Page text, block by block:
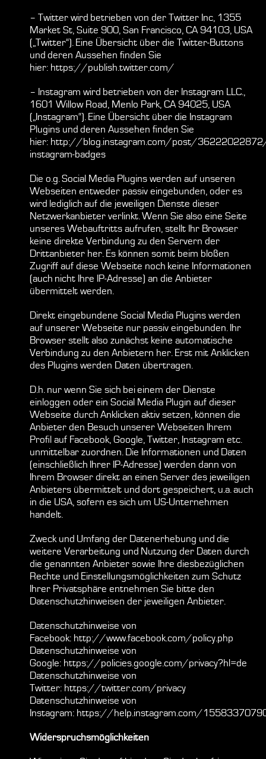
– Twitter wird betrieben von der Twitter Inc, 1355
Market St, Suite 900, San Francisco, CA 94103, USA
(„Twitter“). Eine Übersicht über die Twitter-Buttons
und deren Aussehen finden Sie
hier: https://publish.twitter.com/
– Instagram wird betrieben von der Instagram LLC.,
1601 Willow Road, Menlo Park, CA 94025, USA
(„Instagram“). Eine Übersicht über die Instagram
Plugins und deren Aussehen finden Sie
hier: http://blog.instagram.com/post/
instagram-badges
Die o.g. Social Media Plugins werden auf unseren
Webseiten entweder passiv eingebunden, oder es
wird lediglich auf die jeweiligen Dienste dieser
Netzwerkanbieter verlinkt. Wenn Sie also eine Seite
unseres Webauftritts aufrufen, stellt Ihr Browser
keine direkte Verbindung zu den Servern der
Drittanbieter her. Es können somit beim bloßen
Zugriff auf diese Webseite noch keine Informationen
(auch nicht Ihre IP-Adresse) an die Anbieter
übermittelt werden.
Direkt eingebundene Social Media Plugins werden
auf unserer Webseite nur passiv eingebunden. Ihr
Browser stellt also zunächst keine automatische
Verbindung zu den Anbietern her. Erst mit Anklicken
des Plugins werden Daten übertragen.
D.h. nur wenn Sie sich bei einem der Dienste
einloggen oder ein Social Media Plugin auf dieser
Webseite durch Anklicken aktiv setzen, können die
Anbieter den Besuch unserer Webseiten Ihrem
Profil auf Facebook, Google, Twitter, Instagram etc.
unmittelbar zuordnen. Die Informationen und Daten
(einschließlich Ihrer IP-Adresse) werden dann von
Ihrem Browser direkt an einen Server des jeweiligen
Anbieters übermittelt und dort gespeichert, u.a. auch
in die USA, sofern es sich um US-Unternehmen
handelt.
Zweck und Umfang der Datenerhebung und die
weitere Verarbeitung und Nutzung der Daten durch
die genannten Anbieter sowie Ihre diesbezüglichen
Rechte und Einstellungsmöglichkeiten zum Schutz
Ihrer Privatsphäre entnehmen Sie bitte den
Datenschutzhinweisen der jeweiligen Anbieter.
Datenschutzhinweise von
Facebook: http://www.facebook.com/policy.php
Datenschutzhinweise von
Google: https://policies.google.com/privacy?hl=de
Datenschutzhinweise von
Twitter: https://twitter.com/privacy
Datenschutzhinweise von
Instagram: https://help.instagram.com/
Widerspruchsmöglichkeiten